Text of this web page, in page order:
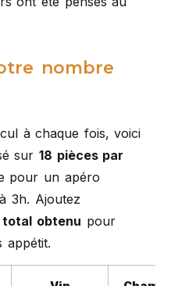
nombre
à chaque fois, voici
sur 18 pièces par
pour un apéro
3h. Ajoutez
total obtenu pour
appétit.